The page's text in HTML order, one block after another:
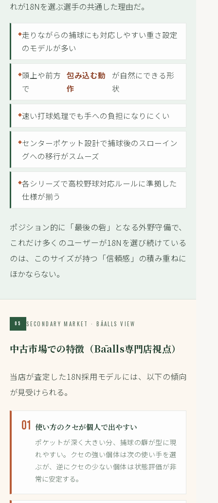
れが18Nを選ぶ選手の共通した理由だ。
走りながらの捕球にも対応しやすい重さ設定
のモデルが多い
頭上や前方
で
包み込む動
作
が自然にできる形
状
速い打球処理でも手への負担になりにくい
センターポケット設計で捕球後のスローイン
グへの移行がスムーズ
各シリーズで高校野球対応ルールに準拠した
仕様が揃う
ポジション的に「最後の砦」となる外野守備で、
これだけ多くのユーザーが18Nを選び続けている
のは、このサイズが持つ「信頼感」の積み重ねに
ほかならない。
05 SECONDARY MARKET · BĀALLS VIEW
中古市場での特徴（Bāalls専門店視点）
当店が査定した18N採用モデルには、以下の傾向
が見受けられる。
01 使い方のクセが個人で出やすい
ポケットが深く大きい分、捕球の癖が型に現
れやすい。クセの強い個体は次の使い手を選
ぶが、逆にクセの少ない個体は状態評価が非
常に安定する。